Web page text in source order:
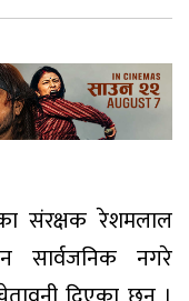
संरक्षक रेशमलाल
सार्वजनिक नगरे